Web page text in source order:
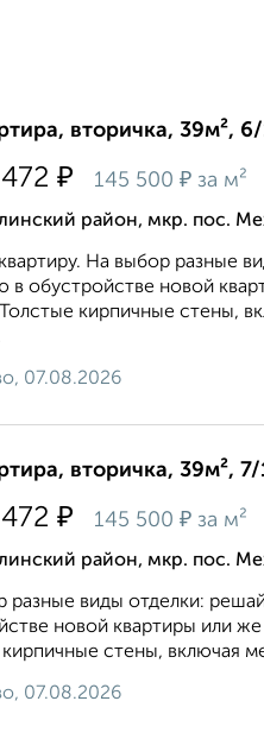
вторичка, 39м²,
₽ 145 500 ₽ за м²
район, мкр. пос.
На выбор разные
в обустройстве новой
кирпичные стены,
07.08.2026
вторичка, 39м²,
₽ 145 500 ₽ за м²
район, мкр. пос.
разные виды отделки:
новой квартиры или
кирпичные стены, включая
07.08.2026